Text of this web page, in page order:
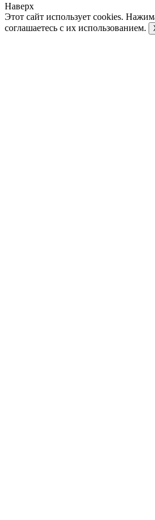
Наверх
Этот сайт использует cookies.
соглашаетесь с их использованием.